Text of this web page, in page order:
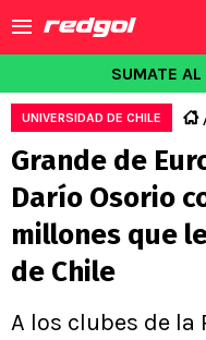
SUMATE
UNIVERSIDAD DE CHILE
Grande de
Darío Osorio
millones que
de Chile
A los clubes de la